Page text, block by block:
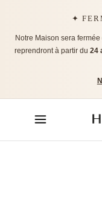
✦
Notre Maison sera fermée
reprendront à partir du 24